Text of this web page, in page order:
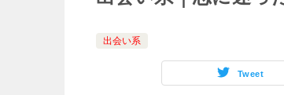
出会い系
Tweet